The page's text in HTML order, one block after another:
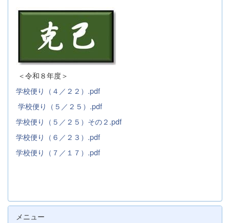
＜令和８年度＞
学校便り（４／２２）.pdf
学校便り（５／２５）.pdf
学校便り（５／２５）その２.pdf
学校便り（６／２３）.pdf
学校便り（７／１７）.pdf
メニュー